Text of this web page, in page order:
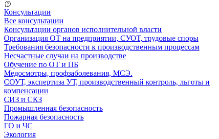
Консультации
Все консультации
Консультации органов исполнительной власти
Организация ОТ на предприятии, СУОТ, трудовые споры
Требования безопасности к производственным процессам
Несчастные случаи на производстве
Обучение по ОТ и ПБ
Медосмотры, профзаболевания, МСЭ.
СОУТ, экспертиза УТ, производственный контроль, льготы и
компенсации
СИЗ и СКЗ
Промышленная безопасность
Пожарная безопасность
ГО и ЧС
Экология